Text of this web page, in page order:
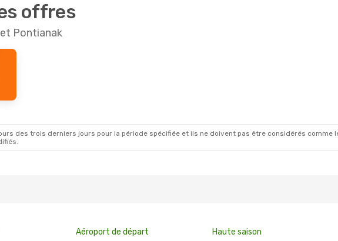
offres
Pontianak
des trois derniers jours pour la période spécifiée et ils ne doivent pas être considérés comme
Aéroport de départ Haute saison